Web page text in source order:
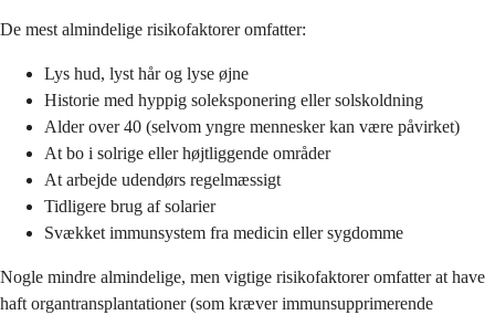
De mest almindelige risikofaktorer omfatter:
Lys hud, lyst hår og lyse øjne
Historie med hyppig soleksponering eller solskoldning
Alder over 40 (selvom yngre mennesker kan være påvirket)
At bo i solrige eller højtliggende områder
At arbejde udendørs regelmæssigt
Tidligere brug af solarier
Svækket immunsystem fra medicin eller sygdomme
Nogle mindre almindelige, men vigtige risikofaktorer omfatter at have
haft organtransplantationer (som kræver immunsupprimerende